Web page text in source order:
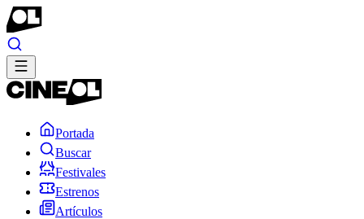
Portada
Buscar
Festivales
Estrenos
Artículos